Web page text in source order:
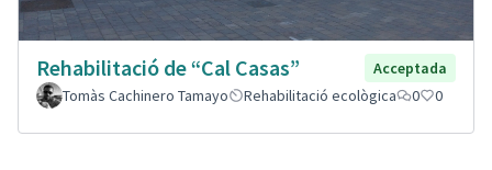
Rehabilitació de “Cal Casas”
Acceptada
Tomàs Cachinero Tamayo
Rehabilitació ecològica 0 0